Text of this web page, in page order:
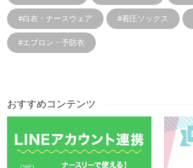
#白衣・ナースウェア #着圧ソックス
#エプロン・予防衣
おすすめコンテンツ